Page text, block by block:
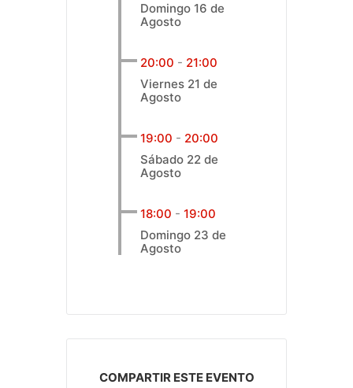
Domingo 16 de
Agosto
20:00 - 21:00
Viernes 21 de
Agosto
19:00 - 20:00
Sábado 22 de
Agosto
18:00 - 19:00
Domingo 23 de
Agosto
COMPARTIR ESTE EVENTO